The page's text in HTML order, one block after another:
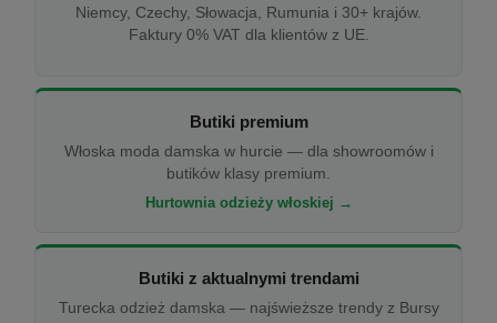
Niemcy, Czechy, Słowacja, Rumunia i 30+ krajów.
Faktury 0% VAT dla klientów z UE.
Butiki premium
Włoska moda damska w hurcie — dla showroomów i
butików klasy premium.
Hurtownia odzieży włoskiej →
Butiki z aktualnymi trendami
Turecka odzież damska — najświeższe trendy z Bursy